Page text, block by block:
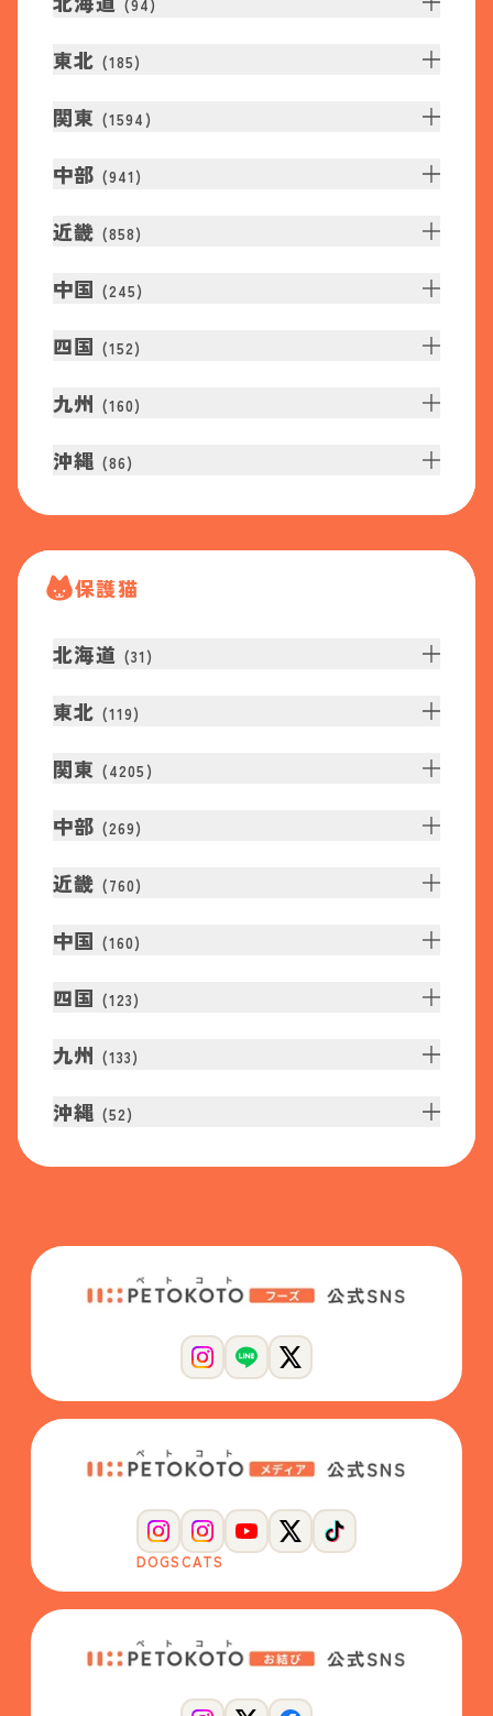
(94)
東北 (185)
関東 (1594 )
中部 (941 )
近畿 (858)
中国 (245)
四国 (152)
九州 (160)
沖縄 (86)
保護猫
北海道 (31 )
東北 (119)
関東 (4205 )
中部 (269)
近畿 (760)
中国 (160)
四国 (123)
九州 (133)
沖縄 (52)
DOGSCATS